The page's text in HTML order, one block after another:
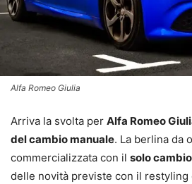
Alfa Romeo Giulia
Arriva la svolta per Alfa Romeo
del cambio manuale. La berlina da
commercializzata con il solo
delle novità previste con il restyling